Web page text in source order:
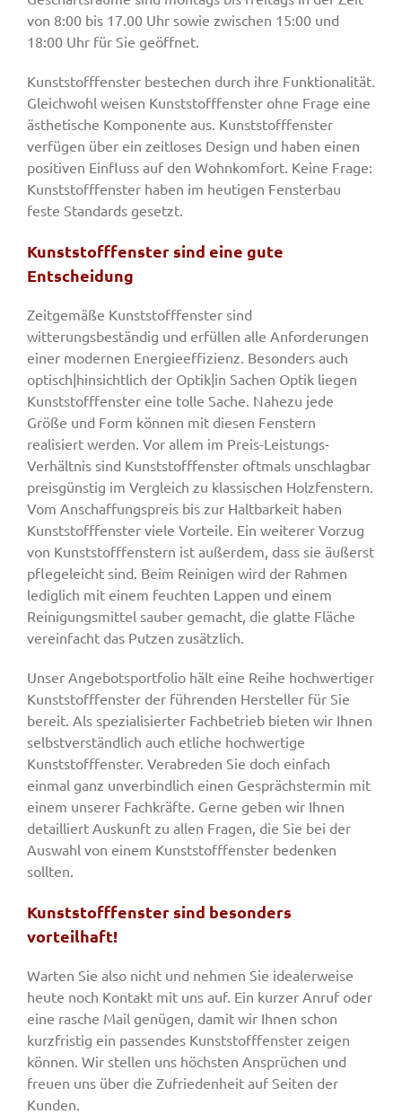
von 8:00 bis 17.00 Uhr sowie zwischen 15:00 und
18:00 Uhr für Sie geöffnet.
Kunststofffenster bestechen durch ihre Funktionalität.
Gleichwohl weisen Kunststofffenster ohne Frage eine
ästhetische Komponente aus. Kunststofffenster
verfügen über ein zeitloses Design und haben einen
positiven Einfluss auf den Wohnkomfort. Keine Frage:
Kunststofffenster haben im heutigen Fensterbau
feste Standards gesetzt.
Kunststofffenster sind eine gute
Entscheidung
Zeitgemäße Kunststofffenster sind
witterungsbeständig und erfüllen alle Anforderungen
einer modernen Energieeffizienz. Besonders auch
optisch|hinsichtlich der Optik|in Sachen Optik liegen
Kunststofffenster eine tolle Sache. Nahezu jede
Größe und Form können mit diesen Fenstern
realisiert werden. Vor allem im Preis-Leistungs-
Verhältnis sind Kunststofffenster oftmals unschlagbar
preisgünstig im Vergleich zu klassischen Holzfenstern.
Vom Anschaffungspreis bis zur Haltbarkeit haben
Kunststofffenster viele Vorteile. Ein weiterer Vorzug
von Kunststofffenstern ist außerdem, dass sie äußerst
pflegeleicht sind. Beim Reinigen wird der Rahmen
lediglich mit einem feuchten Lappen und einem
Reinigungsmittel sauber gemacht, die glatte Fläche
vereinfacht das Putzen zusätzlich.
Unser Angebotsportfolio hält eine Reihe hochwertiger
Kunststofffenster der führenden Hersteller für Sie
bereit. Als spezialisierter Fachbetrieb bieten wir Ihnen
selbstverständlich auch etliche hochwertige
Kunststofffenster. Verabreden Sie doch einfach
einmal ganz unverbindlich einen Gesprächstermin mit
einem unserer Fachkräfte. Gerne geben wir Ihnen
detailliert Auskunft zu allen Fragen, die Sie bei der
Auswahl von einem Kunststofffenster bedenken
sollten.
Kunststofffenster sind besonders
vorteilhaft!
Warten Sie also nicht und nehmen Sie idealerweise
heute noch Kontakt mit uns auf. Ein kurzer Anruf oder
eine rasche Mail genügen, damit wir Ihnen schon
kurzfristig ein passendes Kunststofffenster zeigen
können. Wir stellen uns höchsten Ansprüchen und
freuen uns über die Zufriedenheit auf Seiten der
Kunden.